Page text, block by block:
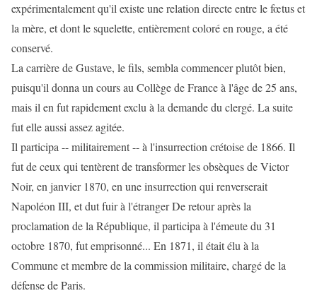
expérimentalement qu'il existe une relation directe entre le fœtus et
la mère, et dont le squelette, entièrement coloré en rouge, a été
conservé.
La carrière de Gustave, le fils, sembla commencer plutôt bien,
puisqu'il donna un cours au Collège de France à l'âge de 25 ans,
mais il en fut rapidement exclu à la demande du clergé. La suite
fut elle aussi assez agitée.
Il participa -- militairement -- à l'insurrection crétoise de 1866. Il
fut de ceux qui tentèrent de transformer les obsèques de Victor
Noir, en janvier 1870, en une insurrection qui renverserait
Napoléon III, et dut fuir à l'étranger De retour après la
proclamation de la République, il participa à l'émeute du 31
octobre 1870, fut emprisonné... En 1871, il était élu à la
Commune et membre de la commission militaire, chargé de la
défense de Paris.